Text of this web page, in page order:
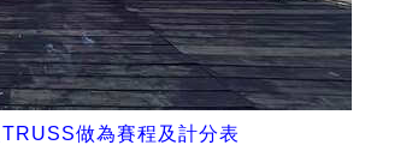
TRUSS做為賽程及計分表